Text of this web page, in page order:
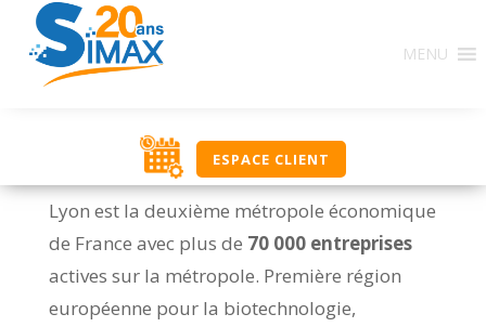
MENU
ESPACE CLIENT
Lyon est la deuxième métropole économique
de France avec plus de 70 000 entreprises
actives sur la métropole. Première région
européenne pour la biotechnologie,